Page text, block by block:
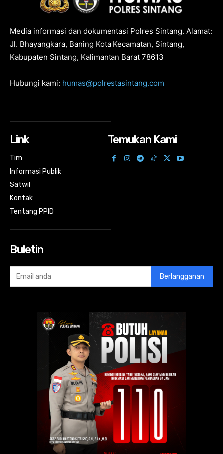
Media informasi dan dokumentasi Polres Sintang. Alamat:
Jl. Bhayangkara, Baning Kota Kecamatan, Sintang,
Kabupaten Sintang, Kalimantan Barat 78613
Hubungi kami: humas@polrestasintang.com
Link
Tim
Informasi Publik
Satwil
Kontak
Tentang PPID
Temukan Kami
Buletin
Berlangganan